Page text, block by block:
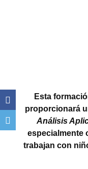
Esta
proporcionará
Análisis
especialmente
trabajan con